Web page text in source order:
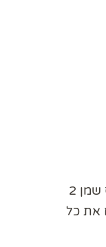
בייגלה תורכי שרה יוסף הרכיבים- קילו קמח כף שמרים יבשים 3 כפות סוכר כף מלח רבע כוס שמן 2
לשים את כל